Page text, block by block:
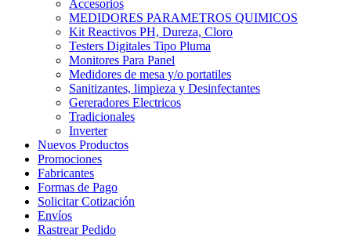
Accesorios
MEDIDORES PARAMETROS QUIMICOS
Kit Reactivos PH, Dureza, Cloro
Testers Digitales Tipo Pluma
Monitores Para Panel
Medidores de mesa y/o portatiles
Sanitizantes, limpieza y Desinfectantes
Gereradores Electricos
Tradicionales
Inverter
Nuevos Productos
Promociones
Fabricantes
Formas de Pago
Solicitar Cotización
Envíos
Rastrear Pedido